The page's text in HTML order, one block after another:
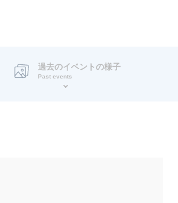
過去のイベントの様子
Past events